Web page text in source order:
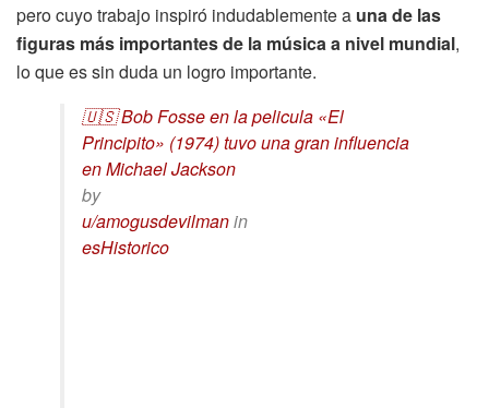
pero cuyo trabajo inspiró indudablemente a una de las
figuras más importantes de la música a nivel mundial,
lo que es sin duda un logro importante.
🇺🇸 Bob Fosse en la pelicula «El
Principito» (1974) tuvo una gran influencia
en Michael Jackson
by
u/amogusdevilmanin
esHistorico